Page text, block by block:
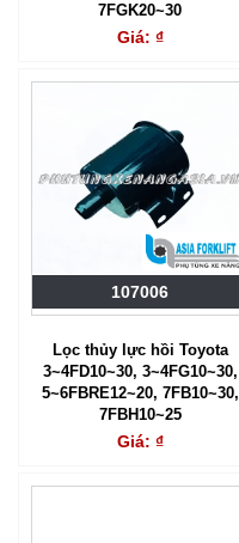
7FGK20~30
Giá: ₫
107006
Lọc thủy lực hồi Toyota
3~4FD10~30, 3~4FG10~30,
5~6FBRE12~20, 7FB10~30,
7FBH10~25
Giá: ₫